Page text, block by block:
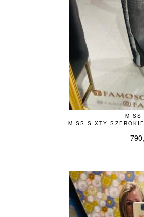
MISS
MISS SIXTY